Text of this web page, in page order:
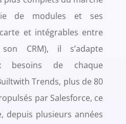
de modules et ses
et intégrables entre
CRM), il s’adapte
besoins de chaque
Trends, plus de 80
par Salesforce, ce
depuis plusieurs années